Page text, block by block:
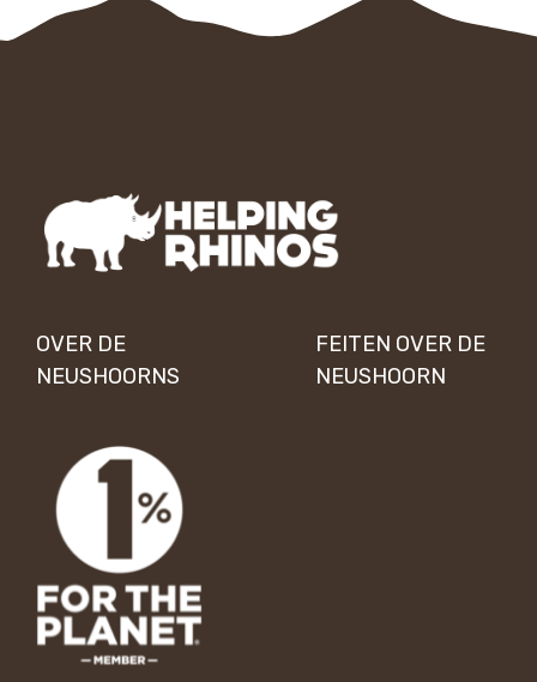
OVER DE
NEUSHOORNS
FEITEN OVER DE
NEUSHOORN